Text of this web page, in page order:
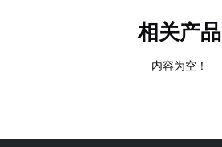
相关产品
内容为空！